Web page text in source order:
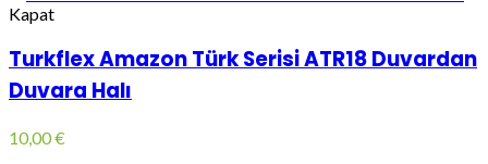
Kapat
Turkflex Amazon Türk Serisi ATR18 Duvardan
Duvara Halı
10,00€